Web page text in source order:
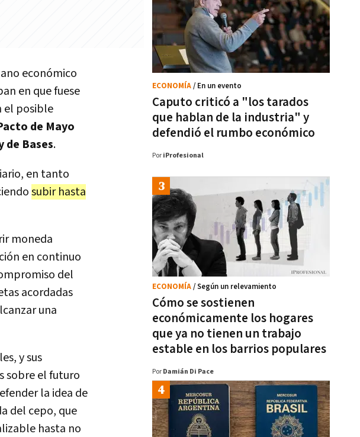
económico
en que fuese
el posible
de Mayo
de Bases.
en tanto
subir hasta
moneda
en continuo
del
acordadas
una
y sus
sobre el futuro
la idea de
del cepo, que
hasta no
Caputo criticó a "los tarados
que hablan de la industria" y
defendió el rumbo económico
ECONOMÍA/ En un evento
Por iProfesional
Cómo se sostienen
económicamente los hogares
que ya no tienen un trabajo
estable en los barrios populares
ECONOMÍA/ Según un relevamiento
Por Damián Di Pace